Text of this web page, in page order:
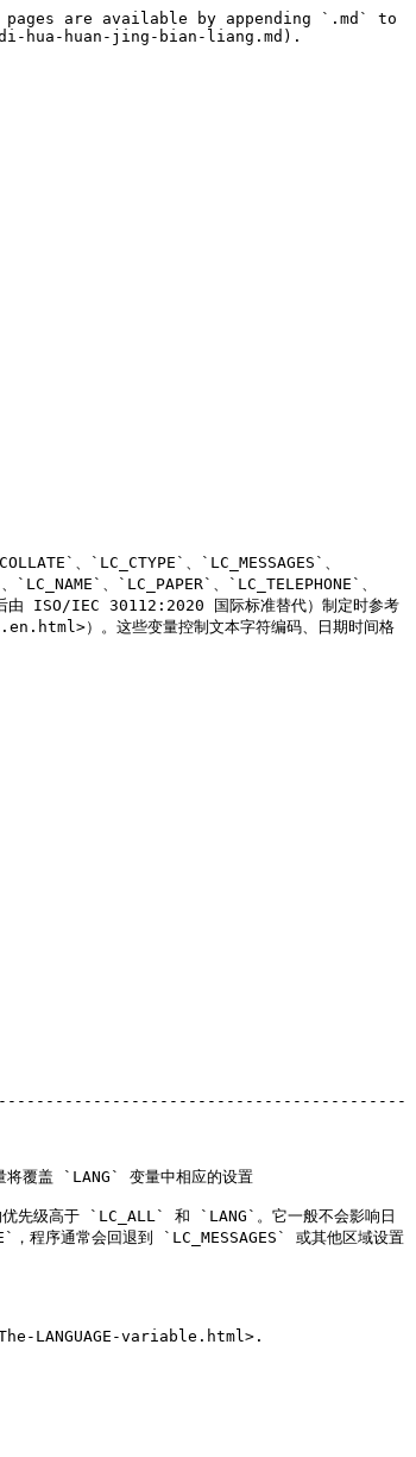
are available by appending `.md` to
hua-huan-jing-bian-liang.md).
、`LC_CTYPE`、`LC_MESSAGES`、
、`LC_PAPER`、`LC_TELEPHONE`、
ISO/IEC 30112:2020 国际标准替代）制定时参考
）。这些变量控制文本字符编码、日期时间格
覆盖 `LANG` 变量中相应的设置
先级高于 `LC_ALL` 和 `LANG`。它一般不会影响日
程序通常会回退到 `LC_MESSAGES` 或其他区域设置
LANGUAGE-variable.html>.